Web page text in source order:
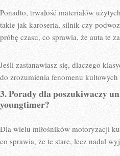
Ponadto, trwałość materiałów
takie jak‌ karoseria, silnik czy
próbę ‌czasu, ⁣co sprawia, że auta te
Jeśli zastanawiasz się, ⁣dlaczego
do zrozumienia fenomenu
3. Porady dla poszukiwaczy
youngtimer?
Dla wielu miłośników⁤ motoryzacji
co sprawia, że ⁢te stare,‍ lecz nadal